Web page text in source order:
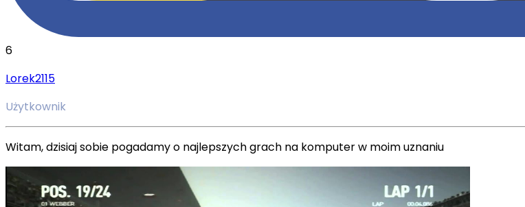
6
Lorek2115
Użytkownik
Witam, dzisiaj sobie pogadamy o najlepszych grach na komputer w moim uznaniu